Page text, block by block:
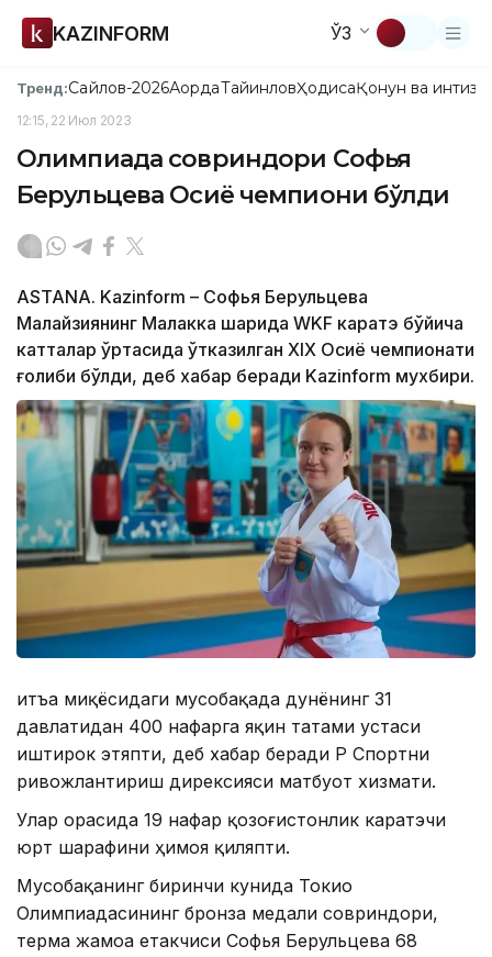
KAZINFORM ЎЗ
Тренд:Сайлов-2026АқордаТайинловҲодисаҚонун ва
12:15, 22 Июл 2023
Олимпиада совриндори Софья
Берульцева Осиё чемпиони бўлди
ASTANA. Kazinform – Софья Берульцева
Малайзиянинг Малакка шаҳрида WKF каратэ бўйича
катталар ўртасида ўтказилган XIX Осиё чемпионати
ғолиби бўлди, деб хабар беради Kazinform мухбири.
Қитъа миқёсидаги мусобақада дунёнинг 31
давлатидан 400 нафарга яқин татами устаси
иштирок этяпти, деб хабар беради ҚР Спортни
ривожлантириш дирексияси матбуот хизмати.
Улар орасида 19 нафар қозоғистонлик каратэчи
юрт шарафини ҳимоя қиляпти.
Мусобақанинг биринчи кунида Токио
Олимпиадасининг бронза медали совриндори,
терма жамоа етакчиси Софья Берульцева 68